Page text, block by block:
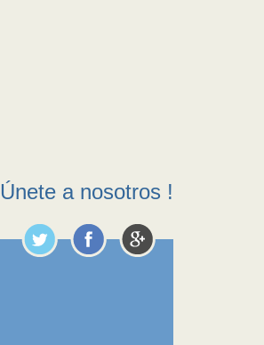
Únete a nosotros !